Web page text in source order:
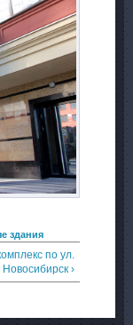
здания
по ул.
›